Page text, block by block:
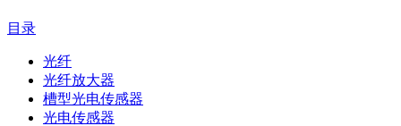
目录
光纤
光纤放大器
槽型光电传感器
光电传感器